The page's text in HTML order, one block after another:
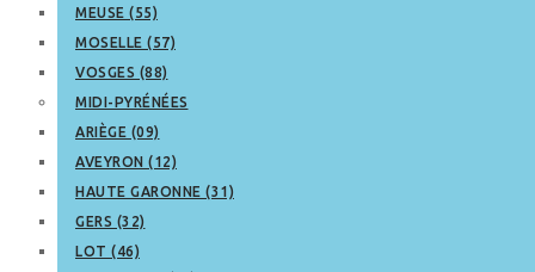
MEUSE (55)
MOSELLE (57)
VOSGES (88)
MIDI-PYRÉNÉES
ARIÈGE (09)
AVEYRON (12)
HAUTE GARONNE (31)
GERS (32)
LOT (46)